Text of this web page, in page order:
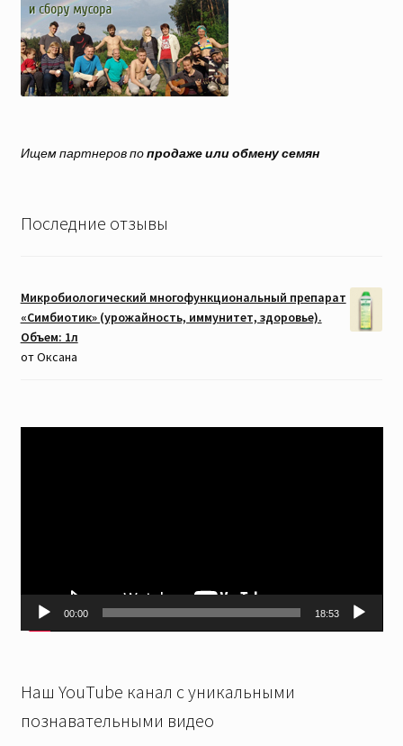
Ищем партнеров попродаже или обмену семян
Последние отзывы
Микробиологический многофункциональный препарат
«Симбиотик» (урожайность, иммунитет, здоровье).
Объем: 1л
от Оксана
00:00 18:53
Наш YouTube канал с уникальными
познавательными видео